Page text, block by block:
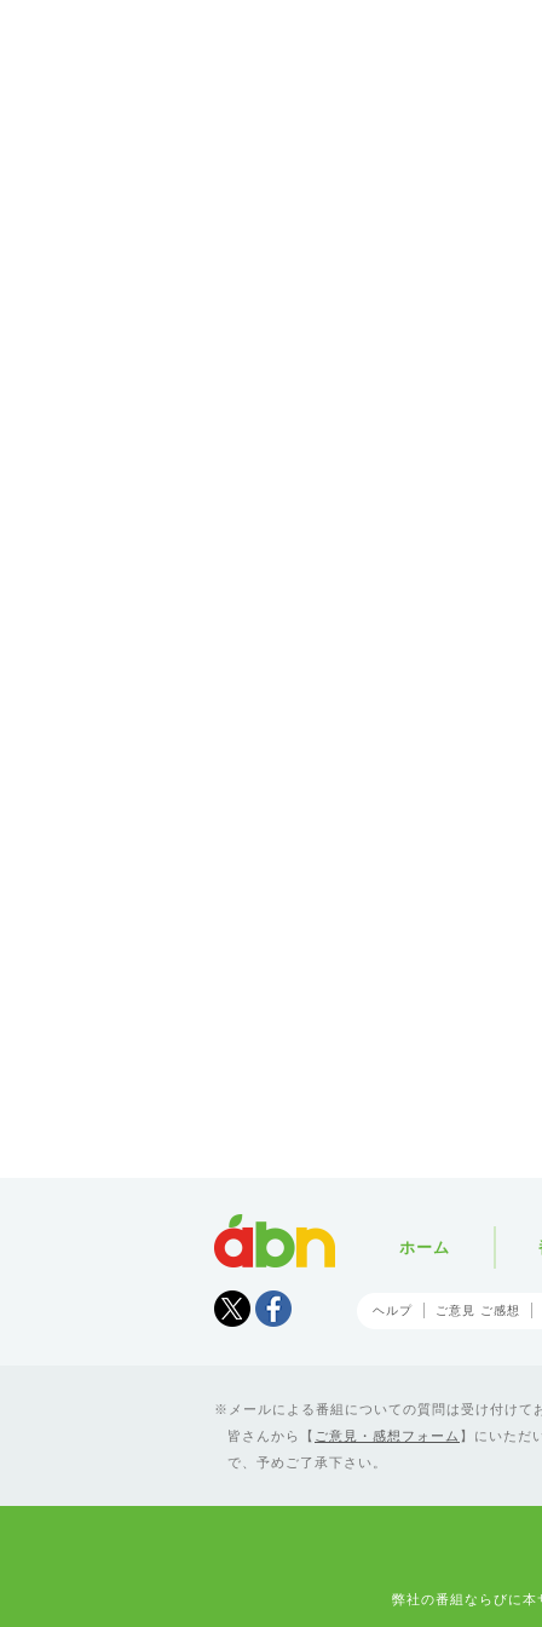
Tweet
ホーム
ヘルプ ご意見 ご感想
メールによる番組についての質問は受け付け
皆さんから【 ご意見・感想フォーム 】にいただ
で、予めご了承下さい。
弊社の番組ならびに本